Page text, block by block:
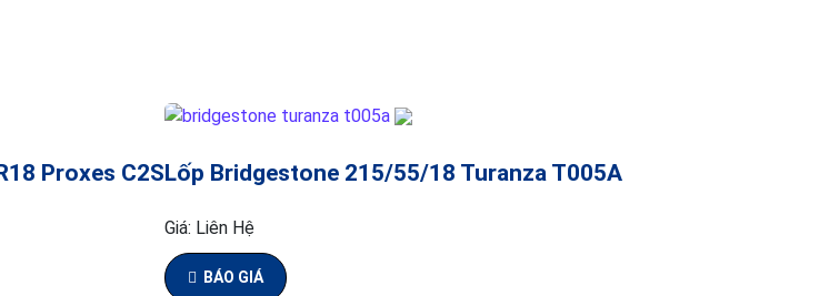
Proxes C2SLốp Bridgestone 215/55/18 Turanza T005A
Giá: Liên Hệ
BÁO GIÁ